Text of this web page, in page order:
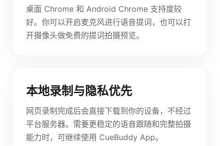
桌面 Chrome 和 Android Chrome 支持度较
好。你可以开启麦克风进行语音提词，也可以打
开摄像头做免费的提词拍摄预览。
本地录制与隐私优先
网页录制完成后会直接下载到你的设备，不经过
平台服务器。需要更稳定的语音跟随和完整拍摄
能力时，可继续使用 CueBuddy App。